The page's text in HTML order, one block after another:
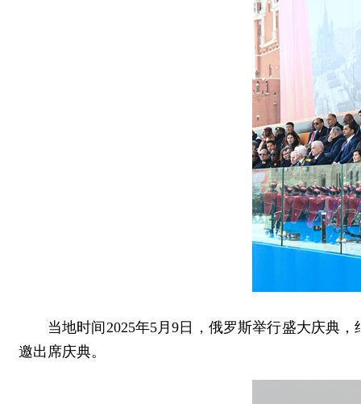
当地时间2025年5月9日，俄罗斯举行盛大庆典
邀出席庆典。